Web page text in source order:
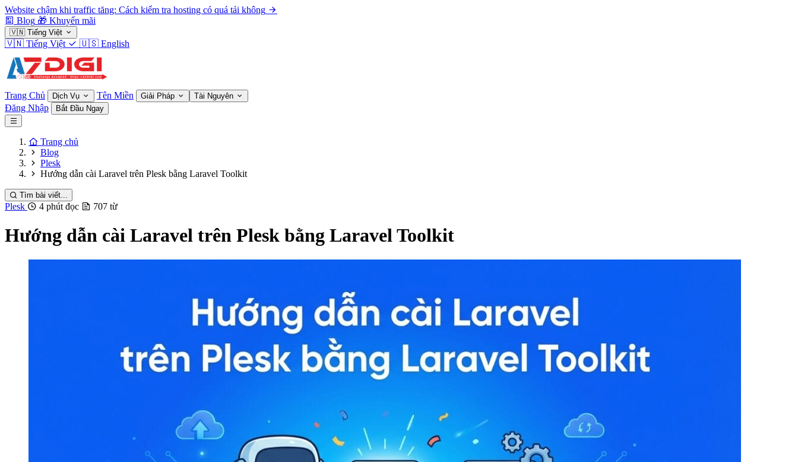
Website chậm khi traffic tăng: Cách kiểm tra hosting có quá tải không
Blog 🎁 Khuyến mãi
🇻🇳 Tiếng Việt
🇻🇳 Tiếng Việt 🇺🇸 English
Trang Chủ Dịch Vụ Tên Miền Giải Pháp Tài Nguyên
Đăng Nhập Bắt Đầu Ngay
Trang chủ
Blog
Plesk
Hướng dẫn cài Laravel trên Plesk bằng Laravel Toolkit
Tìm bài viết...
Plesk 4 phút đọc 707 từ
Hướng dẫn cài Laravel trên Plesk bằng Laravel Toolkit